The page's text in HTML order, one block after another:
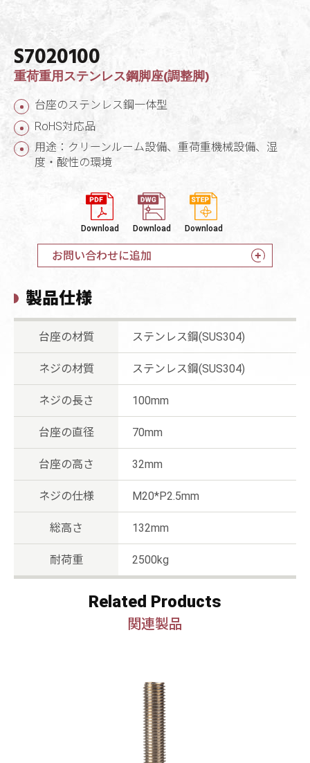
S7020100
重荷重用ステンレス鋼脚座(調整脚)
台座のステンレス鋼一体型
RoHS対応品
用途：クリーンルーム設備、重荷重機械設備、湿
度・酸性の環境
Download Download Download
お問い合わせに追加
製品仕様
台座の材質 ステンレス鋼(SUS304)
ネジの材質 ステンレス鋼(SUS304)
ネジの長さ 100mm
台座の直径 70mm
台座の高さ 32mm
ネジの仕様 M20*P2.5mm
総高さ 132mm
耐荷重 2500kg
Related Products
関連製品